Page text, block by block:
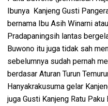
Ibunya Kanjeng Gusti
bernama Ibu Asih Winarni
Pradapaningsih lantas
Buwono itu juga tidak sah
sebelumnya sudah pernah
berdasar Aturan Turun
Hanyakrakusuma gelar
juga Gusti Kanjeng Ratu